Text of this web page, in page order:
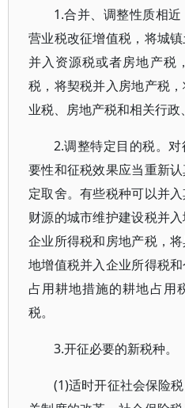
1.合并、调整性质相
营业税改征增值税，将城
并入资源税或者房地产税
税，将契税并入房地产税
业税、房地产税和相关行政
2.调整特定目的税。
要性和征税效果应当重新
定取舍。有些税种可以并
财源的城市维护建设税并入
企业所得税和房地产税，
地增值税并入企业所得税
占用耕地措施的耕地占用
税。
3.开征必要的新税种。
(1)适时开征社会保险